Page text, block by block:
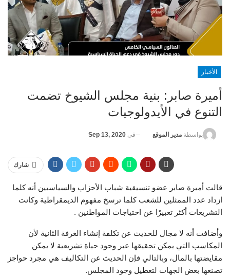
الأخبار
أميرة صابر: بنية مجلس الشيوخ تضمت
التنوع في الأيدولوجيات
بواسطة مدير الموقع في Sep 13, 2020
شارك
قالت أميرة صابر عضو تنسيقية شباب الأحزاب والسياسيين أنه كلما
ازداد عدد الممثلين للشعب كلما ترسخ مفهوم الديمقراطية وكانت
التشريعات أكثر تعبيرًا عن احتياجات المواطنين .
وأضافت أنه لا مجال للحديث عن تكلفة إنشاء الغرفة الثانية لأن
المكاسب التي يمكن تحقيقها عبر وجود حياة تشريعية لا يمكن
مقايضتها بالمال، وبالتالي فإن الحديث عن التكاليف هي مجرد حواجز
تصنعها بعض الجهات لتعطيل وجود المجلس.